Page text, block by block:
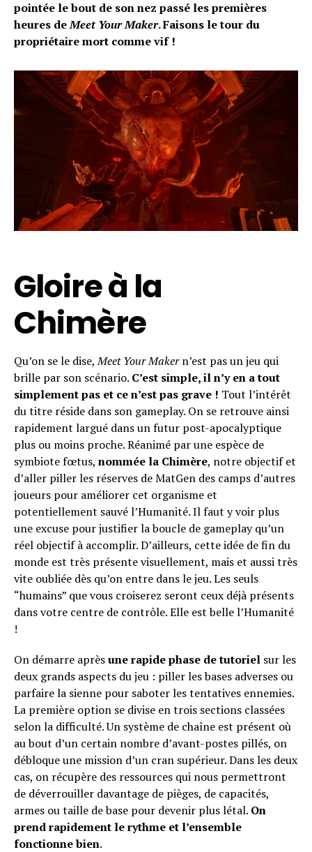
pointée le bout de son nez passé les premières
heures deMeet Your Maker. Faisons le tour du
propriétaire mort comme vif !
Gloire à la
Chimère
Qu’on se le dise,Meet Your Makern’est pas un jeu qui
brille par son scénario. C’est simple, il n’y en a tout
simplement pas et ce n’est pas grave ! Tout l’intérêt
du titre réside dans son gameplay. On se retrouve ainsi
rapidement largué dans un futur post-apocalyptique
plus ou moins proche. Réanimé par une espèce de
symbiote fœtus, nommée la Chimère, notre objectif et
d’aller piller les réserves de MatGen des camps d’autres
joueurs pour améliorer cet organisme et
potentiellement sauvé l’Humanité. Il faut y voir plus
une excuse pour justifier la boucle de gameplay qu’un
réel objectif à accomplir. D’ailleurs, cette idée de fin du
monde est très présente visuellement, mais et aussi très
vite oubliée dès qu’on entre dans le jeu. Les seuls
“humains” que vous croiserez seront ceux déjà présents
dans votre centre de contrôle. Elle est belle l’Humanité
!
On démarre aprèsune rapide phase de tutoriel sur les
deux grands aspects du jeu : piller les bases adverses ou
parfaire la sienne pour saboter les tentatives ennemies.
La première option se divise en trois sections classées
selon la difficulté. Un système de chaîne est présent où
au bout d’un certain nombre d’avant-postes pillés, on
débloque une mission d’un cran supérieur. Dans les deux
cas, on récupère des ressources qui nous permettront
de déverrouiller davantage de pièges, de capacités,
armes ou taille de base pour devenir plus létal. On
prend rapidement le rythme et l’ensemble
fonctionne bien.